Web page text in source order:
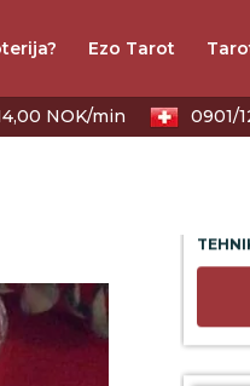
Ezo Tarot
NOK/min 0901/